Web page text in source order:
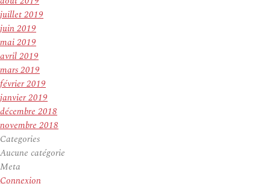
juillet 2019
juin 2019
mai 2019
avril 2019
mars 2019
février 2019
janvier 2019
décembre 2018
novembre 2018
Categories
Aucune catégorie
Meta
Connexion